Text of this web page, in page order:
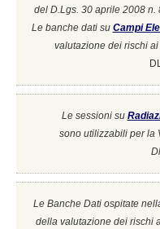
del D.Lgs. 30 aprile 2008 n.
Le banche dati su Campi
valutazione dei rischi
Le sessioni su
sono utilizzabili per la
Le Banche Dati ospitate
della valutazione dei rischi